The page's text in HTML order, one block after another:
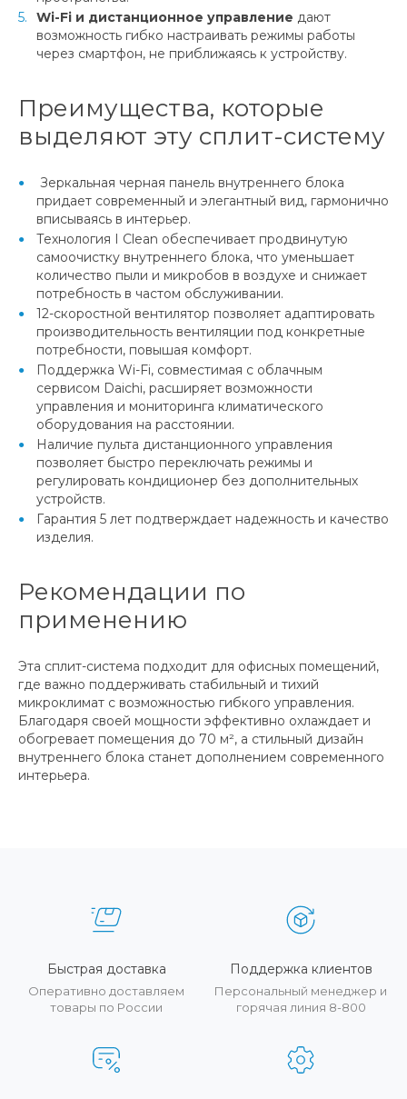
Wi-Fi и дистанционное управление дают
возможность гибко настраивать режимы работы
через смартфон, не приближаясь к устройству.
Преимущества, которые
выделяют эту сплит-систему
Зеркальная черная панель внутреннего блока
придает современный и элегантный вид, гармонично
вписываясь в интерьер.
Технология I Clean обеспечивает продвинутую
самоочистку внутреннего блока, что уменьшает
количество пыли и микробов в воздухе и снижает
потребность в частом обслуживании.
12-скоростной вентилятор позволяет адаптировать
производительность вентиляции под конкретные
потребности, повышая комфорт.
Поддержка Wi-Fi, совместимая с облачным
сервисом Daichi, расширяет возможности
управления и мониторинга климатического
оборудования на расстоянии.
Наличие пульта дистанционного управления
позволяет быстро переключать режимы и
регулировать кондиционер без дополнительных
устройств.
Гарантия 5 лет подтверждает надежность и качество
изделия.
Рекомендации по
применению
Эта сплит-система подходит для офисных помещений,
где важно поддерживать стабильный и тихий
микроклимат с возможностью гибкого управления.
Благодаря своей мощности эффективно охлаждает и
обогревает помещения до 70 м², а стильный дизайн
внутреннего блока станет дополнением современного
интерьера.
Быстрая доставка
Оперативно доставляем
товары по России
Поддержка клиентов
Персональный менеджер и
горячая линия 8-800